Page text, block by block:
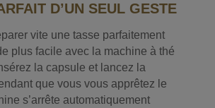
D’UN SEUL GESTE
vite une tasse parfaitement
plus facile avec la machine à thé
la capsule et lancez la
que vous vous apprêtez le
s’arrête automatiquement